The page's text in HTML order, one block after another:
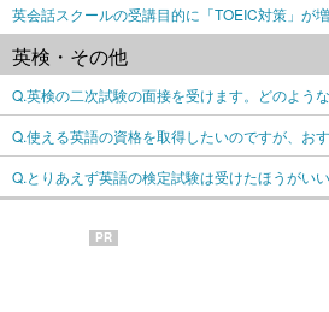
英会話スクールの受講目的に「TOEIC対策」が
英検・その他
Q.英検の二次試験の面接を受けます。どのよう
Q.使える英語の資格を取得したいのですが、お
Q.とりあえず英語の検定試験は受けたほうがい
PR